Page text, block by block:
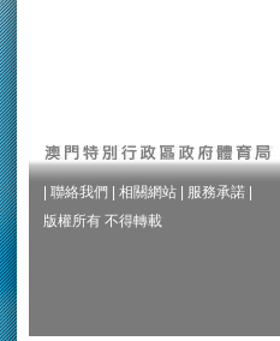
聯絡我們 相關網站 服務承諾
版權所有 不得轉載